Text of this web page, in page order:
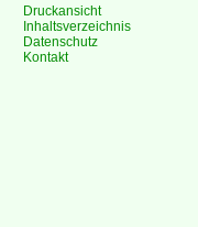
Druckansicht
Inhaltsverzeichnis
Datenschutz
Kontakt